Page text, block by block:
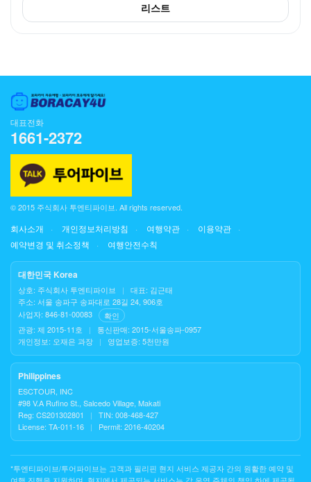
리스트
대표전화
1661-2372
© 2015 주식회사 투엔티파이브. All rights reserved.
회사소개 개인정보처리방침 여행약관
이용약관
예약변경 및 취소정책
여행안전수칙
대한민국 Korea
상호: 주식회사 투엔티파이브 |
대표: 김근태
주소: 서울 송파구 송파대로 28길 24, 906호
사업자: 846-81-00083
확인
관광: 제 2015-11호
|
통신판매: 2015-서울송파-0957
개인정보: 오재은 과장
| 영업보증: 5천만원
Philippines
ESCTOUR, INC
#98 V.A Rufino St., Salcedo Village, Makati
Reg: CS201302801
|
TIN: 008-468-427
License: TA-011-16
| Permit: 2016-40204
*투엔티파이브/투어파이브는 고객과 필리핀 현지 서비스 제공자 간의 원활한 예약 및